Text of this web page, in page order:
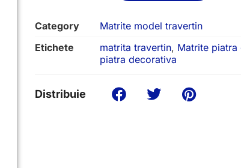
Category
Matrite model travertin
Etichete
matrita travertin, Matrite piatra
piatra decorativa
Distribuie